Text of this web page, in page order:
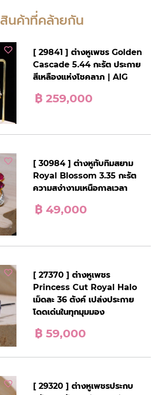
สินค้าที่คล้ายกัน
[ 29841 ] ต่างหูเพชร Golden
Cascade 5.44 กะรัต ประกาย
สีเหลืองแห่งโชคลาภ | AIG
฿ 259,000
[ 30984 ] ต่างหูทับทิมสยาม
Royal Blossom 3.35 กะรัต
ความสง่างามเหนือกาลเวลา
฿ 49,000
[ 27370 ] ต่างหูเพชร
Princess Cut Royal Halo
เม็ดละ 36 ตังค์ เปล่งประกาย
โดดเด่นในทุกมุมมอง
฿ 59,000
[ 29320 ] ต่างหูเพชรประกบ